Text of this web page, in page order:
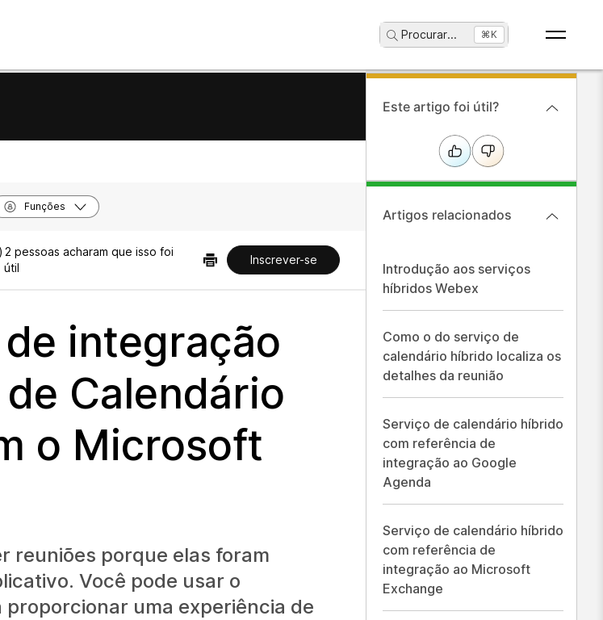
Procurar... ⌘K
Funções
2 pessoas acharam que isso foi
útil
Inscrever-se
integração
Calendário
o Microsoft
reuniões porque elas foram
Você pode usar o
uma experiência de
Este artigo foi útil?
Artigos relacionados
Introdução aos serviços
híbridos Webex
Como o do serviço de
calendário híbrido localiza os
detalhes da reunião
Serviço de calendário híbrido
com referência de
integração ao Google
Agenda
Serviço de calendário híbrido
com referência de
integração ao Microsoft
Exchange